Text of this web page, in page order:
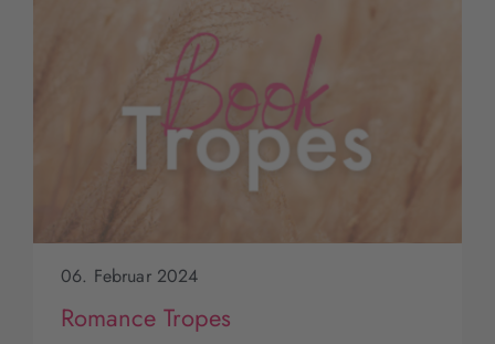
06. Februar 2024
Romance Tropes